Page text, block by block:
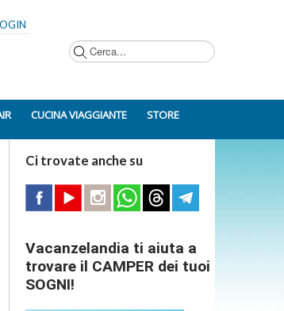
CUCINA VIAGGIANTE STORE
Ci trovate anche su
Vacanzelandia ti aiuta a
trovare il CAMPER dei tuoi
SOGNI!